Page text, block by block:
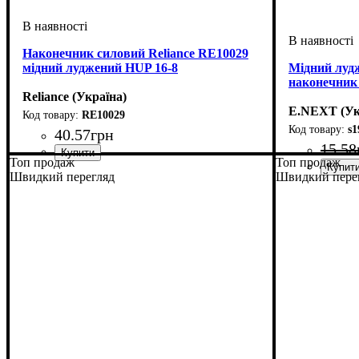
Наконечник силовий Reliance RE10029
мідний луджений HUP 16-8
Reliance (Україна)
RE10029
40.57грн
Обладнання
Матеріал: мідь луджена
Вид наконечника
Перетин проведення, мм2
Діаметр гвинтової фіксації, мм
Довжина, мм
Серія: HUP
Мідний
наконечник
E.NEXT
15.58
Обладнання
Вид
Перетин
Діаметр
Топ продаж
Швидкий перегляд
Топ продаж
Швидкий